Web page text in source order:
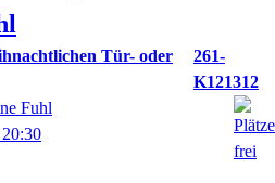
Tür- oder
261-
K121312
Fuhl